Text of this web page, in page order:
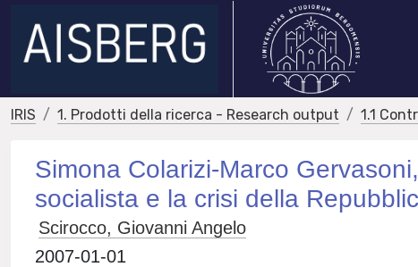
IRIS 1. Prodotti della ricerca - Research output 1.1
Simona Colarizi-Marco
socialista e la crisi della
Scirocco, Giovanni Angelo
2007-01-01